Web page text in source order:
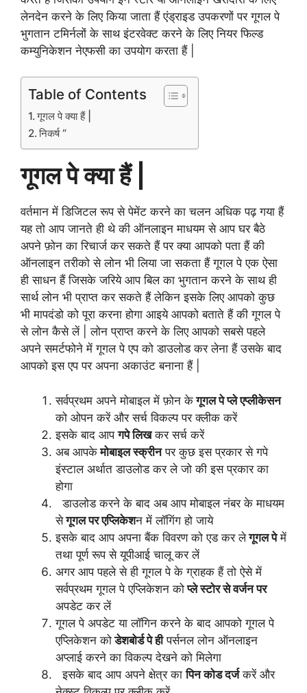
लेनदेन करने के लिए किया जाता हैं एंड्राइड उपकरणों पर गूगल पे
भुगतान टमिर्नलों के साथ इंटरवेक्ट करने के लिए नियर फिल्ड
कम्युनिकेशन नेएफसी का उपयोग करता हैं |
Table of Contents
गूगल पे क्या हैं |
निकर्ष “
गूगल पे क्या हैं |
वर्तमान में डिजिटल रूप से पेमेंट करने का चलन अधिक पढ़ गया हैं
यह तो आप जानते ही थे की ऑनलाइन माधयम से आप घर बैठे
अपने फ़ोन का रिचार्ज कर सकते हैं पर क्या आपको पता हैं की
ऑनलाइन तरीको से लोन भी लिया जा सकता हैं गूगल पे एक ऐसा
ही साधन हैं जिसके जरिये आप बिल का भुगतान करने के साथ ही
सार्थ लोन भी प्राप्त कर सकते हैं लेकिन इसके लिए आपको कुछ
भी मापदंडो को पूरा करना होगा आइये आपको बताते हैं की गूगल पे
से लोन कैसे लें | लोन प्राप्त करने के लिए आपको सबसे पहले
अपने समर्टफोने में गूगल पे एप को डाउलोड कर लेना हैं उसके बाद
आपको इस एप पर अपना अकाउंट बनाना हैं |
सर्वप्रथम अपने मोबाइल में फ़ोन केगूगल पे प्ले एप्लीकेसन
को ओपन करें और सर्च विकल्प पर क्लीक करें
इसके बाद आपगपे लिखकर सर्च करें
अब आपकेमोबाइल स्क्रीनपर कुछ इस प्रकार से गपे
इंस्टाल अर्थात डाउलोड कर ले जो की इस प्रकार का
होगा
डाउलोड करने के बाद अब आप मोबाइल नंबर के माधयम
सेगूगल पर एप्लिकेशन में लॉगिंग हो जाये
इसके बाद आप अपना बैंक विवरण को एड कर लेगूगल पेमें
तथा पूर्ण रूप से यूपीआई चालू कर लें
अगर आप पहले से ही गूगल पे के ग्राहक हैं तो ऐसे में
सर्वप्रथम गूगल पे एप्लिकेशन कोप्ले स्टोर से वर्जन पर
अपडेट कर लें
गूगल पे अपडेट या लॉगिन करने के बाद आपको गूगल पे
एप्लिकेशन कोडेशबोर्ड पे हीपर्सनल लोन ऑनलाइन
अप्लाई करने का विकल्पदेखने को मिलेगा
इसके बाद आप अपने क्षेत्र कापिन कोड दर्जकरें और